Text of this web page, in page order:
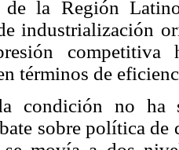
la Región
industrialización
competitiva
términos de
condición no ha
sobre política